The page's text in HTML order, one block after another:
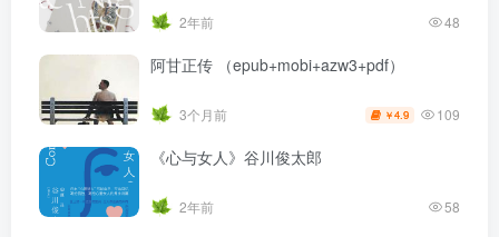
2年前 48
阿甘正传 （epub+mobi+azw3+pdf）
3个月前 ￥4.9 109
《心与女人》谷川俊太郎
2年前 58